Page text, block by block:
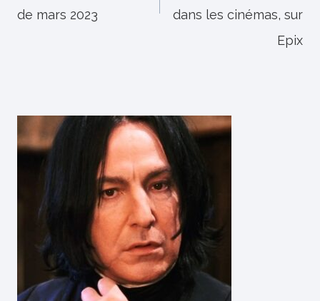
de mars 2023
dans les cinémas, sur
Epix